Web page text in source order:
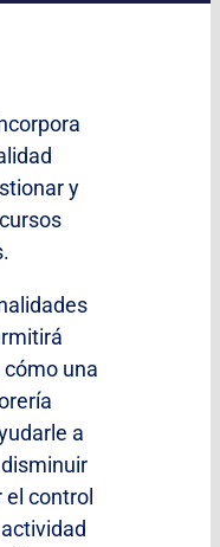
y
una
a
control